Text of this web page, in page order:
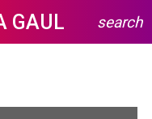
GAUL search